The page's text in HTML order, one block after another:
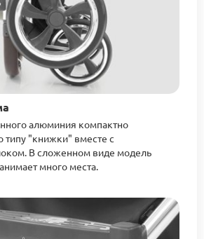
алюминия компактно
типу "книжки" вместе с
В сложенном виде модель
много места.